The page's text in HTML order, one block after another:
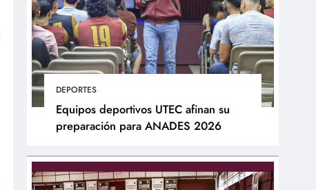
DEPORTES
Equipos deportivos UTEC afinan su
preparación para ANADES 2026